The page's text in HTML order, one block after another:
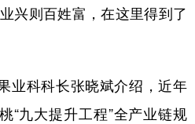
兴则百姓富，在这里得到了
科科长张晓斌介绍，近年
“九大提升工程”全产业链规